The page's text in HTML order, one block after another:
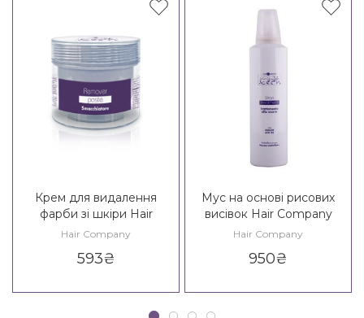
Крем для видалення
фарби зі шкіри Hair
Company Hair Natural Light
Hair Company
593₴
Мус на основі рисових
висівок Hair Company
Inimitable Tech Bran
Hair Company
950₴